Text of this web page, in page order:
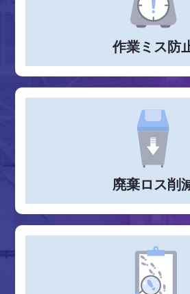
作業ミス防
廃棄ロス削